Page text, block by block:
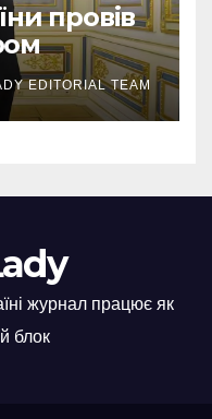
провів
EDITORIAL TEAM
журнал працює як
блок